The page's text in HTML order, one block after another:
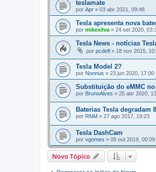
teslamate
por Apr » 03 abr 2021, 09:48
Tesla apresenta nova
por mikexilva » 24 set 2020,
Tesla News - notícias
por pcdefl » 18 nov 2015,
Tesla Model 2?
por Nonnus » 23 jun 2020, 17:00
Substituição do eMMC no
por BrunoAlves » 25 abr 2020,
Baterias Tesla degradam
por RNM » 27 ago 2017, 19:23
Tesla DashCam
por vgomes » 05 out 2019, 00:09
Novo Tópico